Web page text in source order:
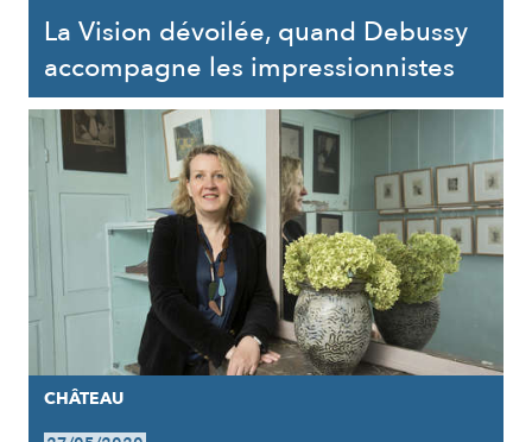
La Vision dévoilée, quand Debussy
accompagne les impressionnistes
CHÂTEAU